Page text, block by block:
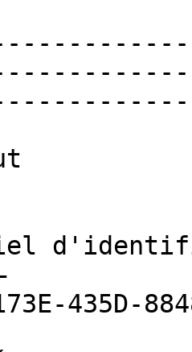
—
435D-